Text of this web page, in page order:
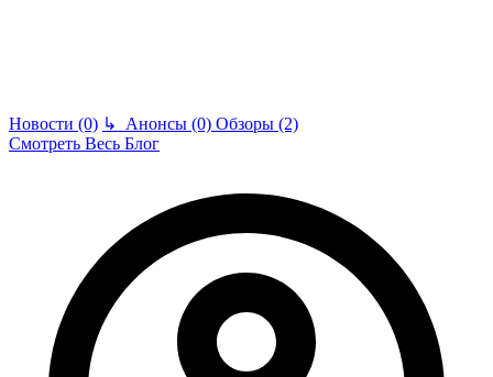
Новости (0) ↳ Анонсы (0) Обзоры (2)
Смотреть Весь Блог